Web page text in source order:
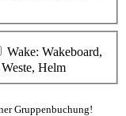
Wake: Wakeboard,
Helm
Gruppenbuchung!